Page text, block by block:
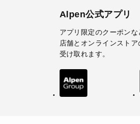
Alpen公式アプリ
アプリ限定のクーポンな
店舗とオンラインスト
受け取れます。